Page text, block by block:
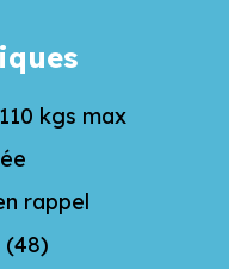
kgs max
rappel
(48)